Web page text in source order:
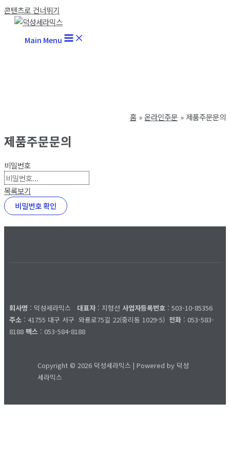
콘텐츠로 건너뛰기
Main Menu
홈 온라인주문 제품주문문의
제품주문문의
비밀번호
목록보기
비밀번호 확인
회사명 : 덕성세라믹스 대표자: 지형선 사업자등록번호 : 503-10-85356
주소 : 41755 대구 서구 와룡로75길 22(중리동 1029-5) 전화 : 053-583-
8188 팩스 : 053-584-8188
Copyright © 2026 덕성세라믹스 | Powered by 덕성
세라믹스